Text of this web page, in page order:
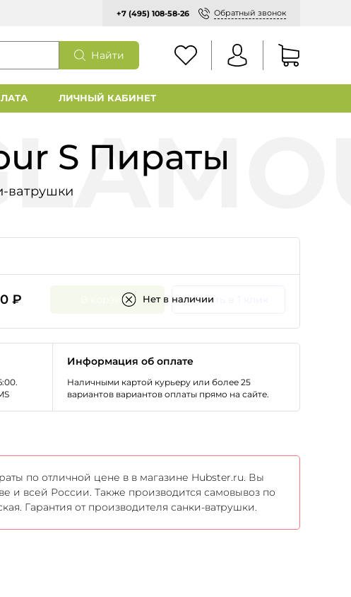
+7 (495) 108-58-26 Обратный звонок
Найти
ЛИЧНЫЙ КАБИНЕТ
S Пираты
ватрушки
0 ₽ Нет в наличии
В корзину Купить в 1 клик
Информация об оплате
Наличными картой курьеру или более 25
вариантов вариантов оплаты прямо на сайте.
по отличной цене в в магазине Hubster.ru. Вы
и всей России. Также производится самовывоз по
Гарантия от производителя санки-ватрушки.